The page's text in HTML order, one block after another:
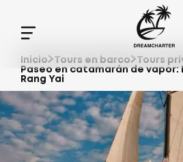
Inicio Tours en barco
Tours
Paseo en catamarán de vapor:
Rang Yai